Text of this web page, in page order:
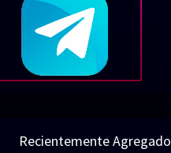
Recientemente Agregado